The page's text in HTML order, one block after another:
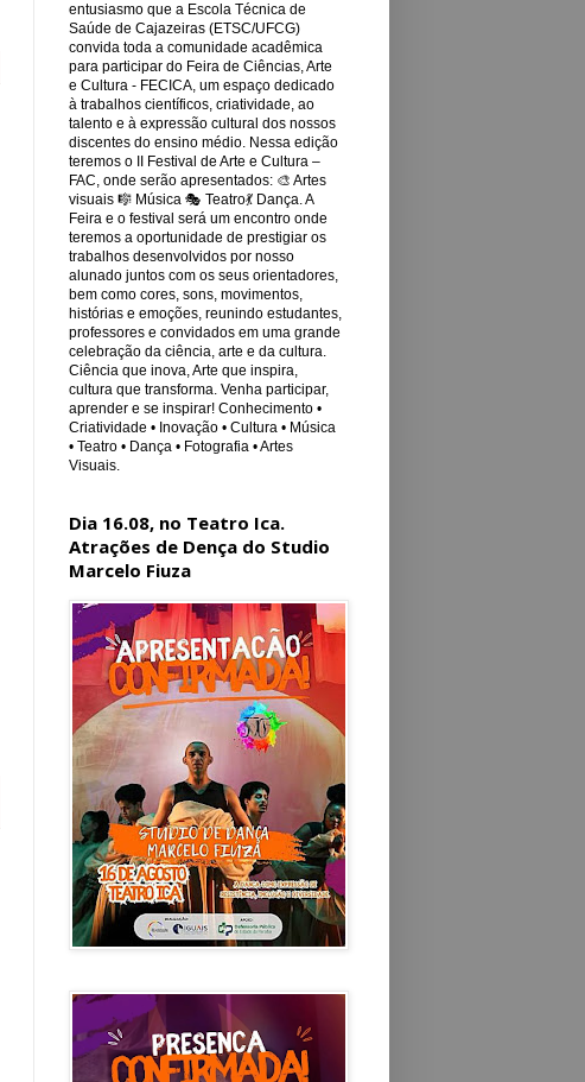
entusiasmo que a Escola Técnica de
Saúde de Cajazeiras (ETSC/UFCG)
convida toda a comunidade acadêmica
para participar do Feira de Ciências, Arte
e Cultura - FECICA, um espaço dedicado
à trabalhos científicos, criatividade, ao
talento e à expressão cultural dos nossos
discentes do ensino médio. Nessa edição
teremos o II Festival de Arte e Cultura –
FAC, onde serão apresentados: 🎨 Artes
visuais 🎼 Música 🎭 Teatro💃 Dança. A
Feira e o festival será um encontro onde
teremos a oportunidade de prestigiar os
trabalhos desenvolvidos por nosso
alunado juntos com os seus orientadores,
bem como cores, sons, movimentos,
histórias e emoções, reunindo estudantes,
professores e convidados em uma grande
celebração da ciência, arte e da cultura.
Ciência que inova, Arte que inspira,
cultura que transforma. Venha participar,
aprender e se inspirar! Conhecimento •
Criatividade • Inovação • Cultura • Música
• Teatro • Dança • Fotografia • Artes
Visuais.
Dia 16.08, no Teatro Ica.
Atrações de Dença do Studio
Marcelo Fiuza